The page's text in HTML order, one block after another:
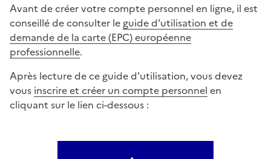
Avant de créer votre compte personnel en ligne, il est
conseillé de consulter le guide d'utilisation et de
demande de la carte (EPC) européenne
professionnelle.
Après lecture de ce guide d'utilisation, vous devez
vous inscrire et créer un compte personnel en
cliquant sur le lien ci-dessous :